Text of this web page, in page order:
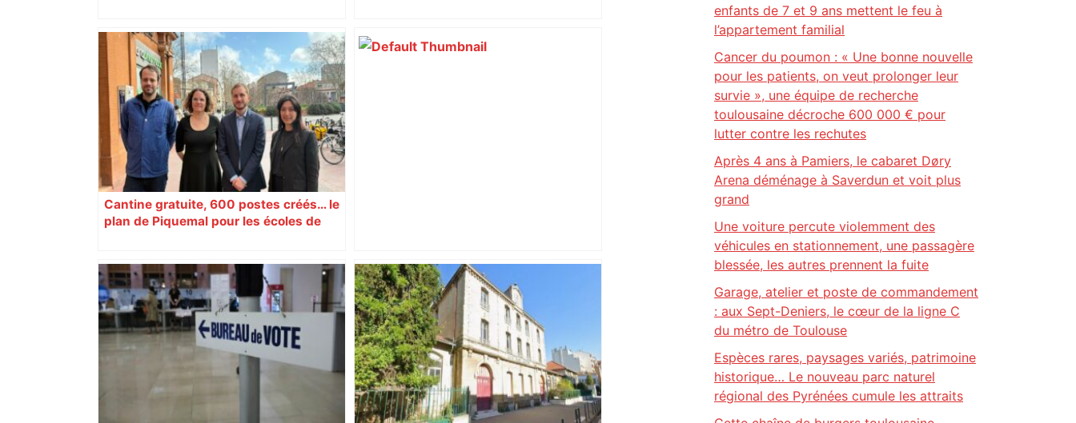
Cantine gratuite, 600 postes créés… le
plan de Piquemal pour les écoles de
Capilla en bleu ciel pour combien de
temps encore ? Toulouse et l'UBB aux
aguets – Rugbynistere
enfants de 7 et 9 ans mettent le feu à
l’appartement familial
Cancer du poumon : « Une bonne nouvelle
pour les patients, on veut prolonger leur
survie », une équipe de recherche
toulousaine décroche 600 000 € pour
lutter contre les rechutes
Après 4 ans à Pamiers, le cabaret Døry
Arena déménage à Saverdun et voit plus
grand
Une voiture percute violemment des
véhicules en stationnement, une passagère
blessée, les autres prennent la fuite
Garage, atelier et poste de commandement
: aux Sept-Deniers, le cœur de la ligne C
du métro de Toulouse
Espèces rares, paysages variés, patrimoine
historique… Le nouveau parc naturel
régional des Pyrénées cumule les attraits